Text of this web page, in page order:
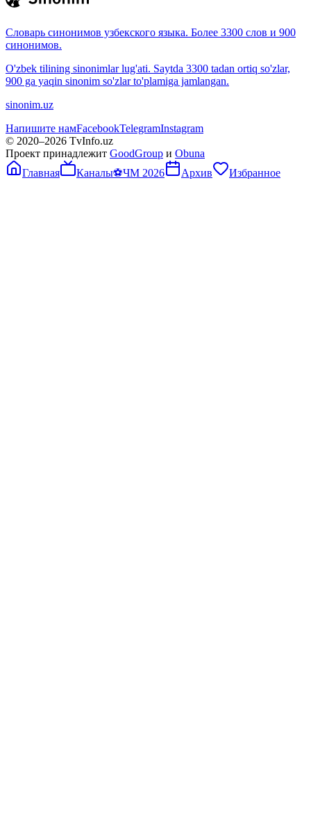
Словарь синонимов узбекского языка. Более 3300 слов и 900
синонимов.
O'zbek tilining sinonimlar lug'ati. Saytda 3300 tadan ortiq so'zlar,
900 ga yaqin sinonim so'zlar to'plamiga jamlangan.
sinonim.uz
Напишите намFacebookTelegramInstagram
© 2020–2026 TvInfo.uz
Проект принадлежит GoodGroup и Obuna
Главная
Каналы⚽ЧМ 2026 Архив Избранное